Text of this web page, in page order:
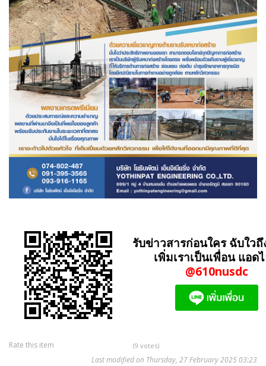
รับข่าวสารก่อนใคร ฉับใว
เพิ่มเราเป็นเพื่อน แอด
@610nusdc
Rate this item (9 votes)
Last modified on Thursday, 27 February 2025 03:23